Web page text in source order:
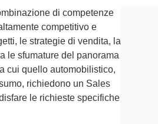
di competenze
competitivo e
le strategie di vendita, la
le sfumature del panorama
cui quello automobilistico,
richiedono un Sales
le richieste specifiche